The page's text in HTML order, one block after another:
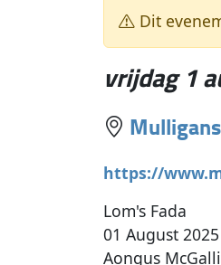
Dit
vrijdag 1
Mulligans
https://
Lom's Fada
01 August 2025
Aongus